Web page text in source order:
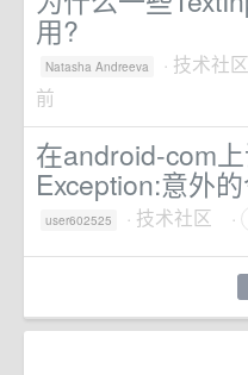
用?
Natasha Andreeva · 技术社区
前
在android-com
Exception:意外的
user602525 · 技术社区 ·